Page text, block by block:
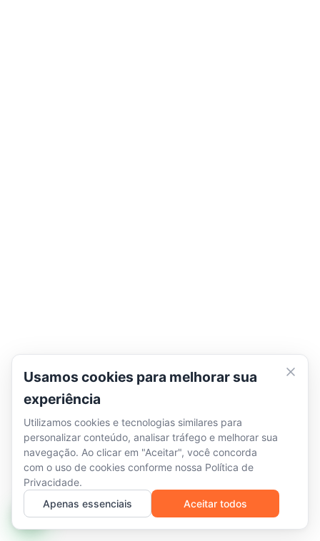
Usamos cookies para melhorar sua
experiência
Utilizamos cookies e tecnologias similares para
personalizar conteúdo, analisar tráfego e melhorar sua
navegação. Ao clicar em "Aceitar", você concorda
com o uso de cookies conforme nossa Política de
Privacidade.
Apenas essenciais
Aceitar todos